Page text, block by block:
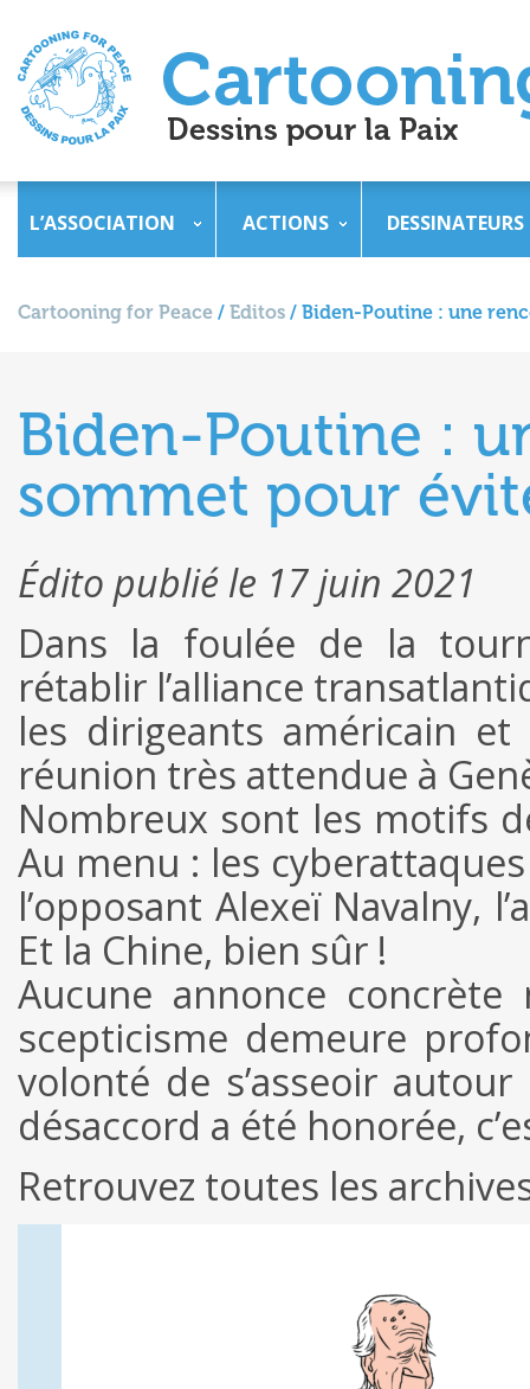
L’ASSOCIATION ACTIONS DESSINATEURS
Cartooning for Peace / Editos / Biden-Poutine : une
Biden-Poutine :
sommet pour
Édito publié le 17 juin 2021
Dans la foulée de la
rétablir l’alliance
les dirigeants américain
réunion très attendue à
Nombreux sont les motifs
Au menu : les
l’opposant Alexeï Navalny,
Et la Chine, bien sûr !
Aucune annonce
scepticisme demeure
volonté de s’asseoir
désaccord a été honorée,
Retrouvez toutes les